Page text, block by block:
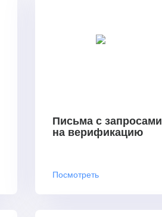
Письма с запросами
на верификацию
Посмотреть